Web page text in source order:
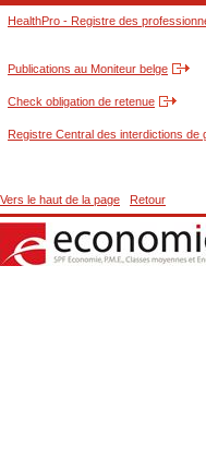
HealthPro - Registre des
Publications au Moniteur belge
Check obligation de retenue
Registre Central des interdictions de
Vers le haut de la page Retour